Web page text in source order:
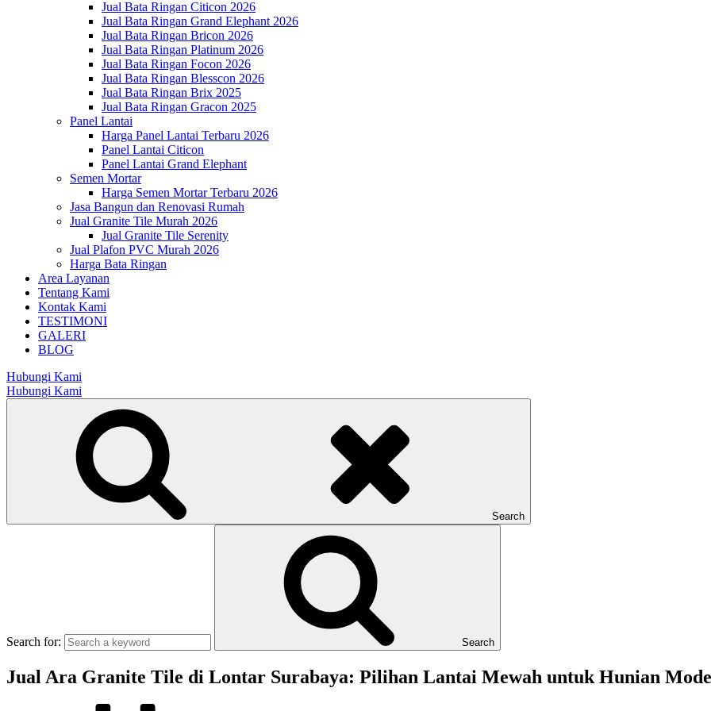
Jual Bata Ringan Citicon 2026
Jual Bata Ringan Grand Elephant 2026
Jual Bata Ringan Bricon 2026
Jual Bata Ringan Platinum 2026
Jual Bata Ringan Focon 2026
Jual Bata Ringan Blesscon 2026
Jual Bata Ringan Brix 2025
Jual Bata Ringan Gracon 2025
Panel Lantai
Harga Panel Lantai Terbaru 2026
Panel Lantai Citicon
Panel Lantai Grand Elephant
Semen Mortar
Harga Semen Mortar Terbaru 2026
Jasa Bangun dan Renovasi Rumah
Jual Granite Tile Murah 2026
Jual Granite Tile Serenity
Jual Plafon PVC Murah 2026
Harga Bata Ringan
Area Layanan
Tentang Kami
Kontak Kami
TESTIMONI
GALERI
BLOG
Hubungi Kami
Hubungi Kami
Search
Search for: Search
Jual Ara Granite Tile di Lontar Surabaya: Pilihan Lantai Mewah untuk Hunian